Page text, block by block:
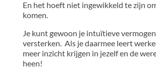
En het hoeft niet ingewikkeld te zijn
komen.
Je kunt gewoon je intuïtieve
versterken. Als je daarmee leert
meer inzicht krijgen in jezelf en de
heen!